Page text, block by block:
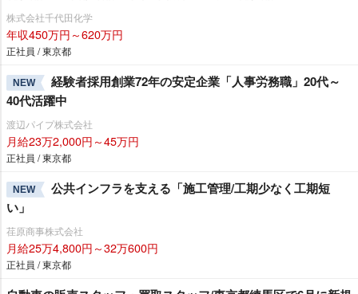
株式会社千代田化学
年収450万円～620万円
正社員 / 東京都
NEW
経験者採用創業72年の安定企業「人事労務職」20代～
40代活躍中
渡辺パイプ株式会社
月給23万2,000円～45万円
正社員 / 東京都
NEW
公共インフラを支える「施工管理/工期少なく工期短
い」
荏原商事株式会社
月給25万4,800円～32万600円
正社員 / 東京都